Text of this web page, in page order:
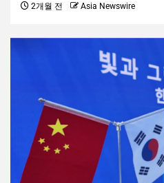
2개월 전 Asia Newswire